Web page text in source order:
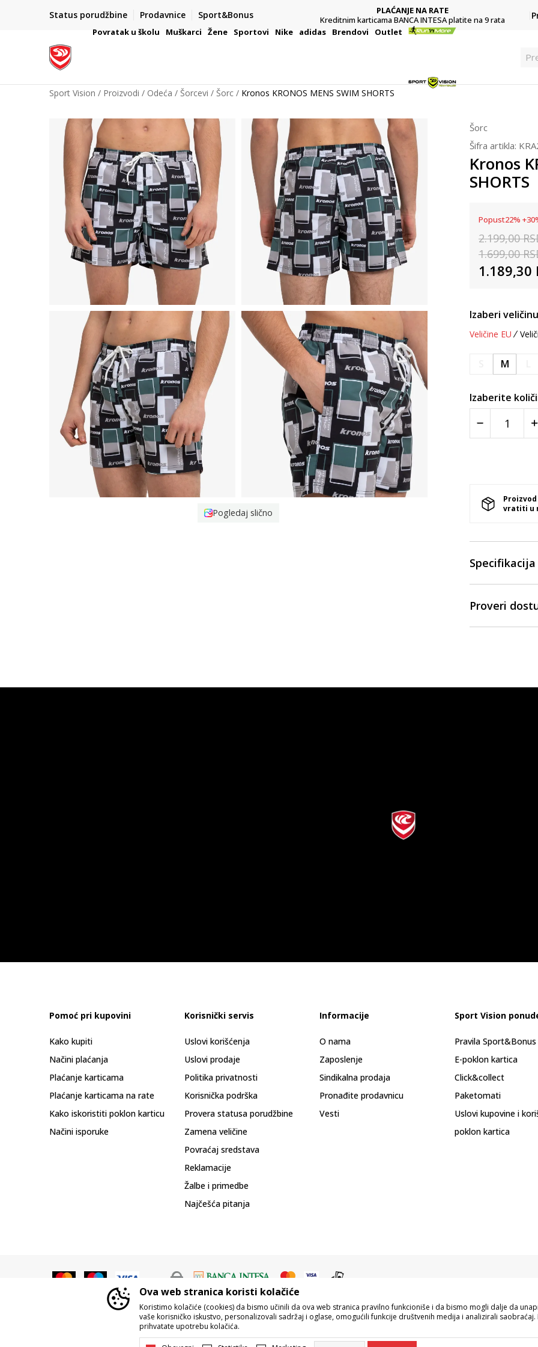
Status porudžbine Prodavnice Sport&Bonus
VAŽNO OBAVEŠTENJE ZA POTROŠAČE
PLAĆANJE NA RATE
Kreditnim karticama BANCA INTESA platite na 9 rata
Povratak u školu Muškarci Žene Sportovi Nike adidas Brendovi Outlet
Sport Vision Proizvodi Odeća Šorcevi Šorc Kronos KRONOS MENS SWIM SHORTS
Pogledaj slično
Šorc
Šifra artikla:
Kronos
SHORTS
Popust22% +30
2.199,00
1.699,00
1.189,30
Izaberi
Veličine EU
M
Izaberite
vratiti u
Specifikacija
Proveri
Pomoć pri kupovini
Kako kupiti
Načini plaćanja
Plaćanje karticama
Plaćanje karticama na rate
Kako iskoristiti poklon karticu
Načini isporuke
Korisnički servis
Uslovi korišćenja
Uslovi prodaje
Politika privatnosti
Korisnička podrška
Provera statusa porudžbine
Zamena veličine
Povraćaj sredstava
Reklamacije
Žalbe i primedbe
Najčešća pitanja
Informacije
O nama
Zaposlenje
Sindikalna prodaja
Pronađite prodavnicu
Vesti
Sport Vision
Pravila
E-poklon kartica
Click&collect
Paketomati
Uslovi kupovine i
poklon kartica
Nastojimo da budemo što precizniji u opisu proizvoda, prikazu slika i samih cena, ali ne možemo garantovati da su
Svi artikli prikazani na sajtu su deo naše ponude i ne podrazumeva da su dostupni u svakom trenutku.
Ova web stranica koristi kolačiće
Koristimo kolačiće (cookies) da bismo učinili da ova web stranica pravilno funkcioniše i da bismo mogli dalje da
vaše korisničko iskustvo, personalizovali sadržaj i oglase, omogućili funkcije društvenih medija i analizirali
prihvatate upotrebu kolačića.